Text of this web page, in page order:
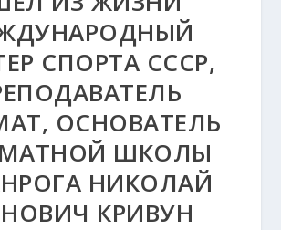
СПОРТА СССР,
ОСНОВАТЕЛЬ
ШКОЛЫ
НИКОЛАЙ
КРИВУН